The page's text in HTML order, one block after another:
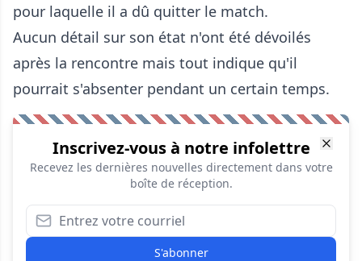
pour laquelle il a dû quitter le match.
Aucun détail sur son état n'ont été dévoilés
après la rencontre mais tout indique qu'il
pourrait s'absenter pendant un certain temps.
Inscrivez-vous à notre infolettre
Recevez les dernières nouvelles directement dans votre
boîte de réception.
S'abonner